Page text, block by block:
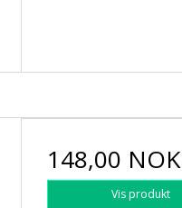
148,00 NOK
Vis produkt